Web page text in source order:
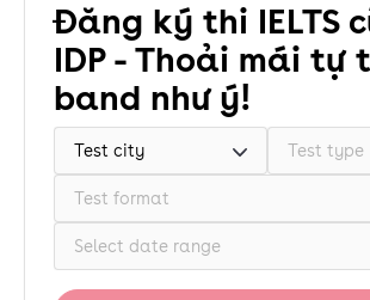
Đăng ký thi IELTS
IDP - Thoải mái tự
band như ý!
Test city Test type
Test format
Select date range